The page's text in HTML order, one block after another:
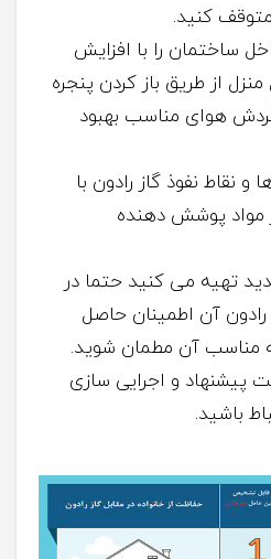
کنید.
ساختمان را با افزایش
از طریق باز کردن پنجره
هوای مناسب بهبود
نفوذ گاز رادون با
مواد پوشش دهنده
تهیه می کنید حتما در
رادون آن اطمینان حاصل
مناسب آن مطمان شوید.
پیشنهاد و اجرایی سازی
باشید.